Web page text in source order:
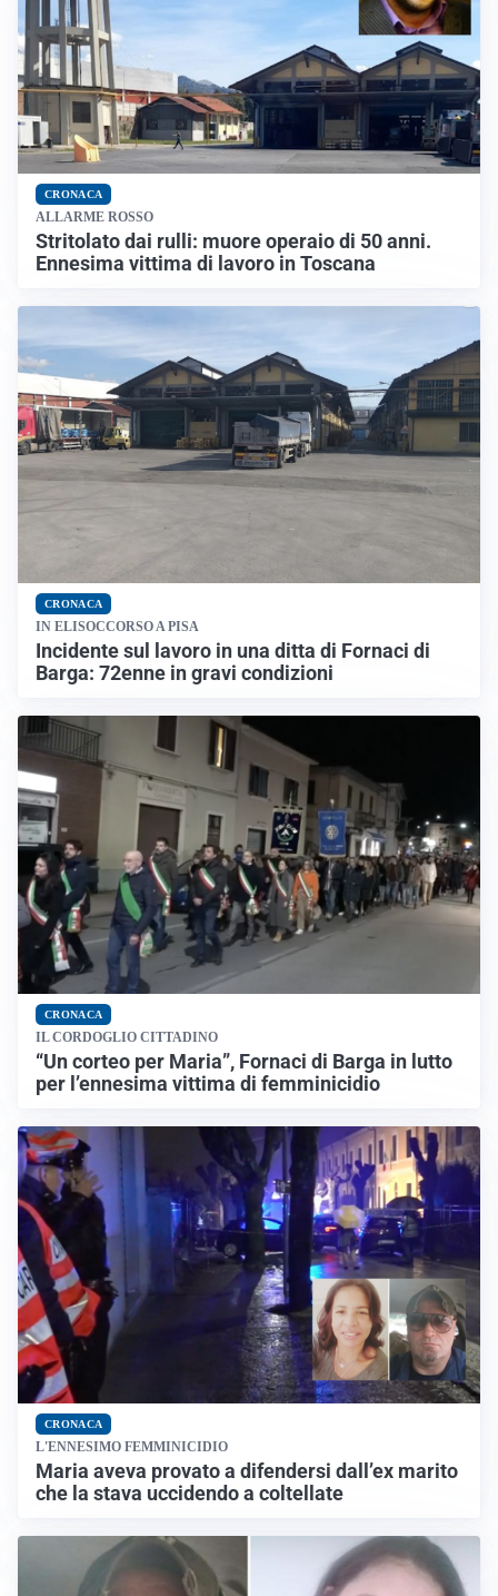
CRONACA
ALLARME ROSSO
Stritolato dai rulli: muore operaio di 50 anni.
Ennesima vittima di lavoro in Toscana
CRONACA
IN ELISOCCORSO A PISA
Incidente sul lavoro in una ditta di Fornaci di
Barga: 72enne in gravi condizioni
CRONACA
IL CORDOGLIO CITTADINO
“Un corteo per Maria”, Fornaci di Barga in lutto
per l’ennesima vittima di femminicidio
CRONACA
L'ENNESIMO FEMMINICIDIO
Maria aveva provato a difendersi dall’ex marito
che la stava uccidendo a coltellate